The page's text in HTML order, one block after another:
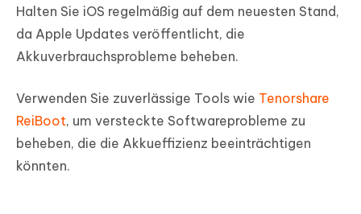
Halten Sie iOS regelmäßig auf dem neuesten Stand,
da Apple Updates veröffentlicht, die
Akkuverbrauchsprobleme beheben.
Verwenden Sie zuverlässige Tools wie Tenorshare
ReiBoot, um versteckte Softwareprobleme zu
beheben, die die Akkueffizienz beeinträchtigen
könnten.